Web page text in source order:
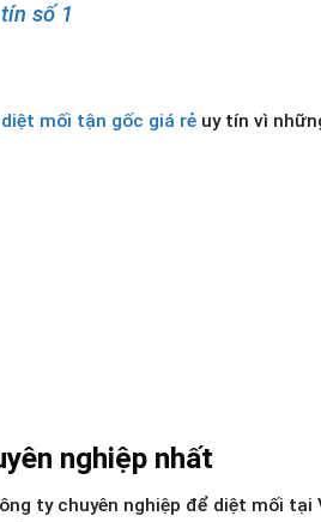
số 1
mối tận gốc giá rẻ uy tín vì
nghiệp nhất
ty chuyên nghiệp để diệt mối tại